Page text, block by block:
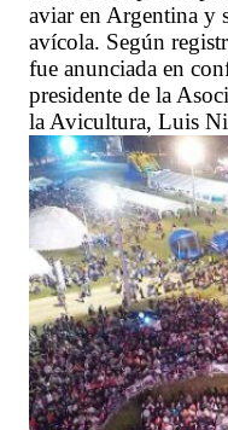
aviar en Argentina y
avícola. Según
fue anunciada en
presidente de la
la Avicultura, Luis